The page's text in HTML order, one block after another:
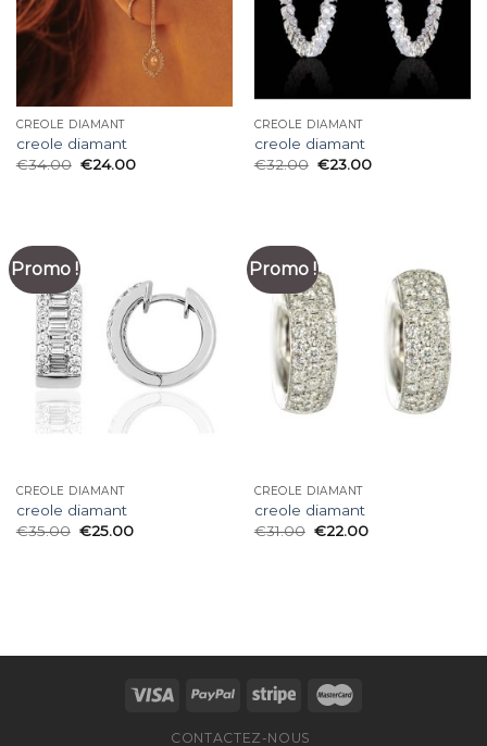
CREOLE DIAMANT
creole diamant
€34.00 €24.00
CREOLE DIAMANT
creole diamant
€32.00 €23.00
Promo !
CREOLE DIAMANT
creole diamant
€35.00 €25.00
Promo !
CREOLE DIAMANT
creole diamant
€31.00 €22.00
CONTACTEZ-NOUS